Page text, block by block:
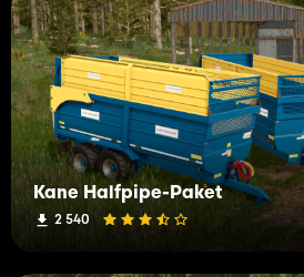
Kane Halfpipe-Paket
2 540